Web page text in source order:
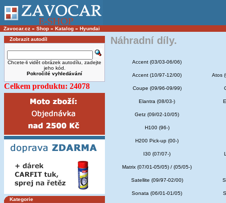
Zavocar.cz » Shop » Katalog » Hyundai
Zobrazit autodíl
Chcete-li vidět obrázek autodílu, zadejte
jeho kód.
Pokročilé vyhledávání
Celkem produktu: 24078
Kategorie
Náhradní díly.
Accent (03/03-06/06)
Accent (10/97-12/00) Atos
Coupe (09/96-09/99)
Elantra (08/03-)
Getz (09/02-10/05)
H100 (96-)
H200 Pick-up (00-)
I30 (07/07-)
Matrix (07/01-05/05) / (05/05-)
Satellite (09/97-02/00)
Sonata (06/01-01/05)